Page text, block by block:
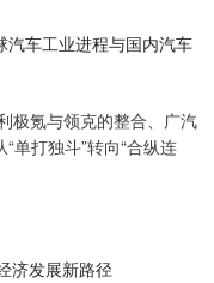
车工业进程与国内汽车
极氪与领克的整合、广汽
单打独斗”转向“合纵连
济发展新路径